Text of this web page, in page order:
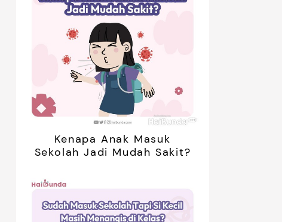
Anak Bosan Saat Libur? Coba 7
Kenapa Anak Masuk
Sekolah Jadi Mudah Sakit?